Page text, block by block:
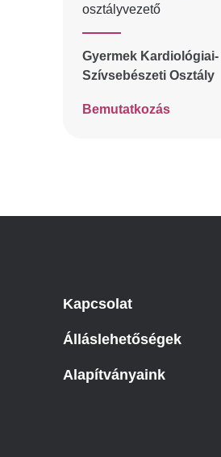
osztályvezető
Gyermek Kardiológiai-
Szívsebészeti Osztály
Bemutatkozás
Kapcsolat
Álláslehetőségek
Alapítványaink